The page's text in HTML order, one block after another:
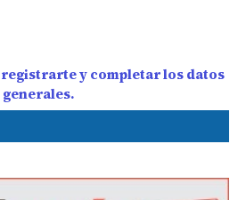
y completar los datos
generales.